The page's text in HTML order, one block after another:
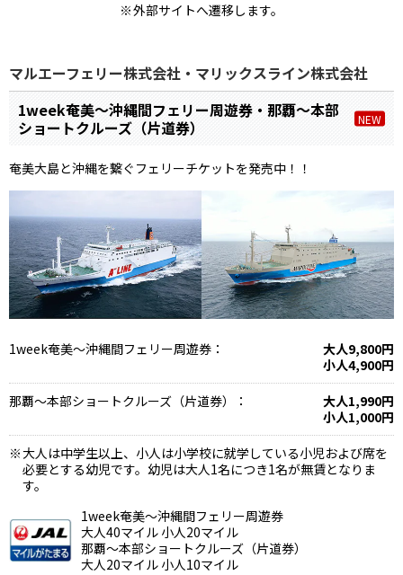
外部サイトへ遷移します。
マルエーフェリー株式会社・マリックスライン株式会社
1week奄美～沖縄間フェリー周遊券・那覇～本部
ショートクルーズ（片道券）
NEW
奄美大島と沖縄を繋ぐフェリーチケットを発売中！！
1week奄美～沖縄間フェリー周遊券：
大人9,800円
小人4,900円
那覇～本部ショートクルーズ（片道券）：
大人1,990円
小人1,000円
大人は中学生以上、小人は小学校に就学している小児および席を
必要とする幼児です。幼児は大人1名につき1名が無賃となりま
す。
1week奄美～沖縄間フェリー周遊券
大人40マイル 小人20マイル
那覇～本部ショートクルーズ（片道券）
大人20マイル 小人10マイル